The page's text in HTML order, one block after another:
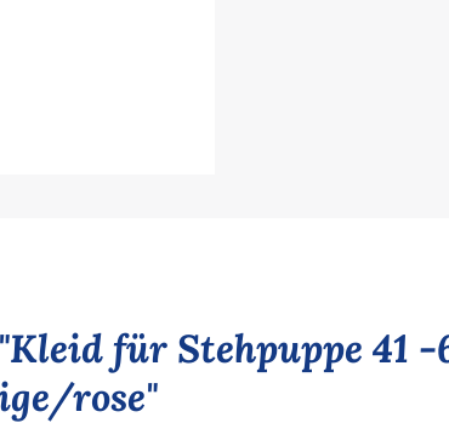
für Stehpuppe 41 -
rose"